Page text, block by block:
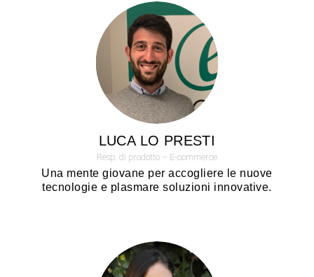
LUCA LO PRESTI
Resp. di prodotto – E-commerce
Una mente giovane per accogliere le nuove
tecnologie e plasmare soluzioni innovative.